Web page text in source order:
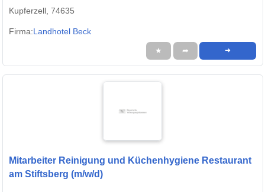
Kupferzell, 74635
Firma:Landhotel Beck
★ ➦ ➜
Mitarbeiter Reinigung und Küchenhygiene Restaurant
am Stiftsberg (m/w/d)